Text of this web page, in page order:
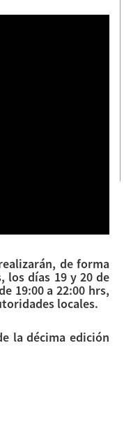
de forma
los días 19 y 20 de
19:00 a 22:00 hrs,
locales.
la décima edición